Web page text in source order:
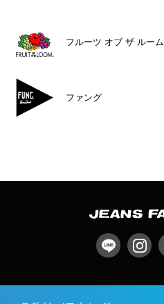
フルーツ オブ ザ ルーム
ファング